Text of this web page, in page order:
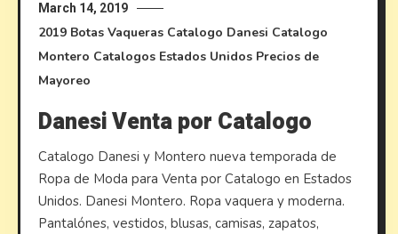
March 14, 2019
2019 Botas Vaqueras Catalogo Danesi Catalogo
Montero Catalogos Estados Unidos Precios de
Mayoreo
Danesi Venta por Catalogo
Catalogo Danesi y Montero nueva temporada de
Ropa de Moda para Venta por Catalogo en Estados
Unidos. Danesi Montero. Ropa vaquera y moderna.
Pantalónes, vestidos, blusas, camisas, zapatos,